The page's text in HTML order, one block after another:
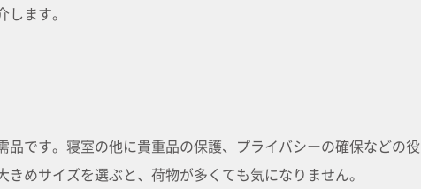
ます。
品です。寝室の他に貴重品の保護、プライバシーの確保などの役
めサイズを選ぶと、荷物が多くても気になりません。